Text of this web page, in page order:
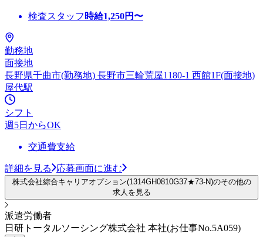
検査スタッフ 時給1,250円〜
勤務地
面接地
長野県千曲市(勤務地) 長野市三輪荒屋1180-1 西館1F(面接地)
屋代駅
シフト
週5日からOK
交通費支給
詳細を見る 応募画面に進む
株式会社綜合キャリアオプション(1314GH0810G37★73-N)のその他の
求人を見る
派遣労働者
日研トータルソーシング株式会社 本社(お仕事No.5A059)